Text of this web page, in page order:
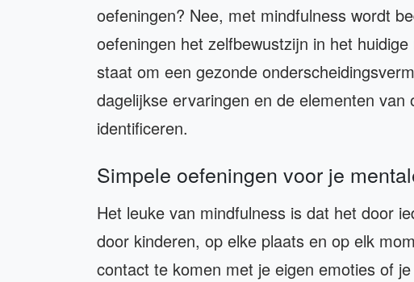
oefeningen? Nee, met mindfulness wordt
oefeningen het zelfbewustzijn in het
staat om een gezonde
dagelijkse ervaringen en de elementen
identificeren.
Simpele oefeningen voor je
Het leuke van mindfulness is dat het door
door kinderen, op elke plaats en op elk
contact te komen met je eigen emoties of